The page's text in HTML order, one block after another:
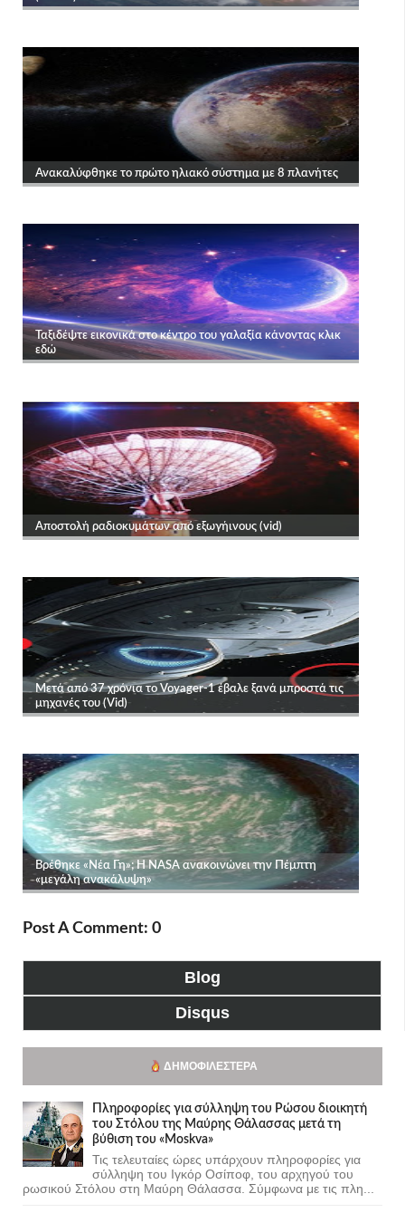
Post A Comment: 0
Blog
Disqus
ΔΗΜΟΦΙΛΈΣΤΕΡΑ
Πληροφορίες για σύλληψη του Ρώσου διοικητή
του Στόλου της Mαύρης Θάλασσας μετά τη
βύθιση του «Moskva»
Τις τελευταίες ώρες υπάρχουν πληροφορίες για
σύλληψη του Ιγκόρ Οσίποφ, του αρχηγού του
ρωσικού Στόλου στη Μαύρη Θάλασσα. Σύμφωνα με τις πλη...